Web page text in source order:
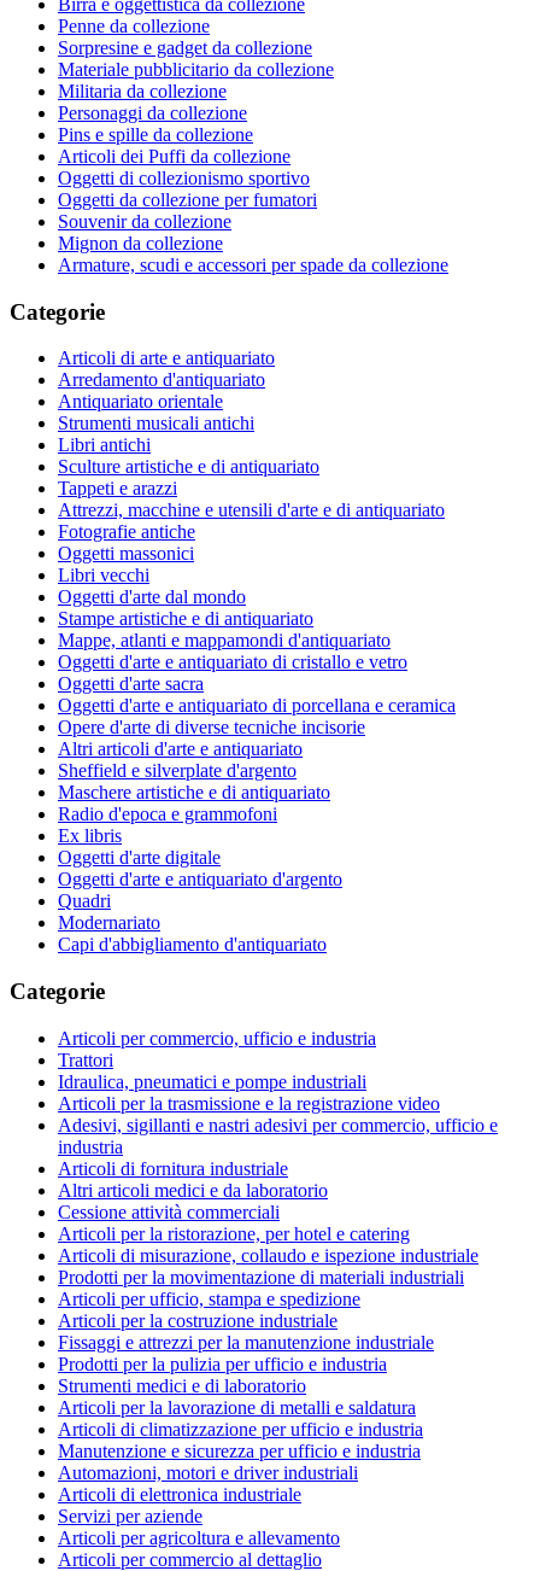
Birra e oggettistica da collezione
Penne da collezione
Sorpresine e gadget da collezione
Materiale pubblicitario da collezione
Militaria da collezione
Personaggi da collezione
Pins e spille da collezione
Articoli dei Puffi da collezione
Oggetti di collezionismo sportivo
Oggetti da collezione per fumatori
Souvenir da collezione
Mignon da collezione
Armature, scudi e accessori per spade da collezione
Categorie
Articoli di arte e antiquariato
Arredamento d'antiquariato
Antiquariato orientale
Strumenti musicali antichi
Libri antichi
Sculture artistiche e di antiquariato
Tappeti e arazzi
Attrezzi, macchine e utensili d'arte e di antiquariato
Fotografie antiche
Oggetti massonici
Libri vecchi
Oggetti d'arte dal mondo
Stampe artistiche e di antiquariato
Mappe, atlanti e mappamondi d'antiquariato
Oggetti d'arte e antiquariato di cristallo e vetro
Oggetti d'arte sacra
Oggetti d'arte e antiquariato di porcellana e ceramica
Opere d'arte di diverse tecniche incisorie
Altri articoli d'arte e antiquariato
Sheffield e silverplate d'argento
Maschere artistiche e di antiquariato
Radio d'epoca e grammofoni
Ex libris
Oggetti d'arte digitale
Oggetti d'arte e antiquariato d'argento
Quadri
Modernariato
Capi d'abbigliamento d'antiquariato
Categorie
Articoli per commercio, ufficio e industria
Trattori
Idraulica, pneumatici e pompe industriali
Articoli per la trasmissione e la registrazione video
Adesivi, sigillanti e nastri adesivi per commercio, ufficio e
industria
Articoli di fornitura industriale
Altri articoli medici e da laboratorio
Cessione attività commerciali
Articoli per la ristorazione, per hotel e catering
Articoli di misurazione, collaudo e ispezione industriale
Prodotti per la movimentazione di materiali industriali
Articoli per ufficio, stampa e spedizione
Articoli per la costruzione industriale
Fissaggi e attrezzi per la manutenzione industriale
Prodotti per la pulizia per ufficio e industria
Strumenti medici e di laboratorio
Articoli per la lavorazione di metalli e saldatura
Articoli di climatizzazione per ufficio e industria
Manutenzione e sicurezza per ufficio e industria
Automazioni, motori e driver industriali
Articoli di elettronica industriale
Servizi per aziende
Articoli per agricoltura e allevamento
Articoli per commercio al dettaglio